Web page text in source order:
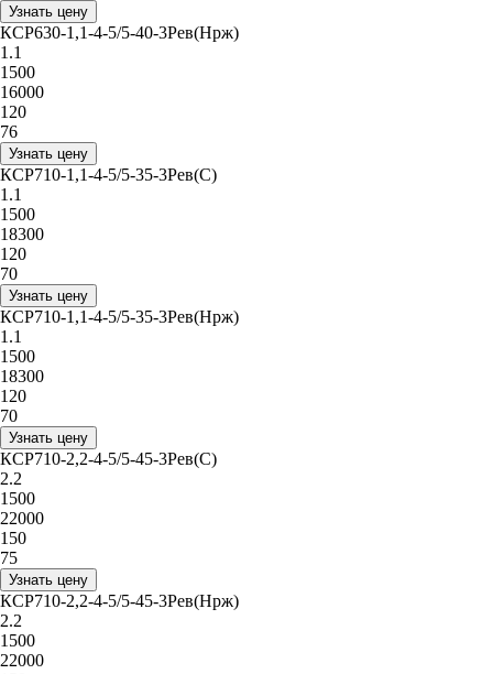
Узнать цену
КСР630-1,1-4-5/5-40-3Рев(Нрж)
1.1
1500
16000
120
76
Узнать цену
КСР710-1,1-4-5/5-35-3Рев(С)
1.1
1500
18300
120
70
Узнать цену
КСР710-1,1-4-5/5-35-3Рев(Нрж)
1.1
1500
18300
120
70
Узнать цену
КСР710-2,2-4-5/5-45-3Рев(С)
2.2
1500
22000
150
75
Узнать цену
КСР710-2,2-4-5/5-45-3Рев(Нрж)
2.2
1500
22000